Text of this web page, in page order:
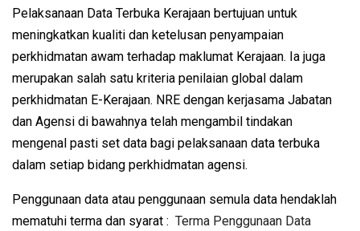
Pelaksanaan Data Terbuka Kerajaan bertujuan untuk
meningkatkan kualiti dan ketelusan penyampaian
perkhidmatan awam terhadap maklumat Kerajaan. Ia juga
merupakan salah satu kriteria penilaian global dalam
perkhidmatan E-Kerajaan. NRE dengan kerjasama Jabatan
dan Agensi di bawahnya telah mengambil tindakan
mengenal pasti set data bagi pelaksanaan data terbuka
dalam setiap bidang perkhidmatan agensi.
Penggunaan data atau penggunaan semula data hendaklah
mematuhi terma dan syarat : Terma Penggunaan Data